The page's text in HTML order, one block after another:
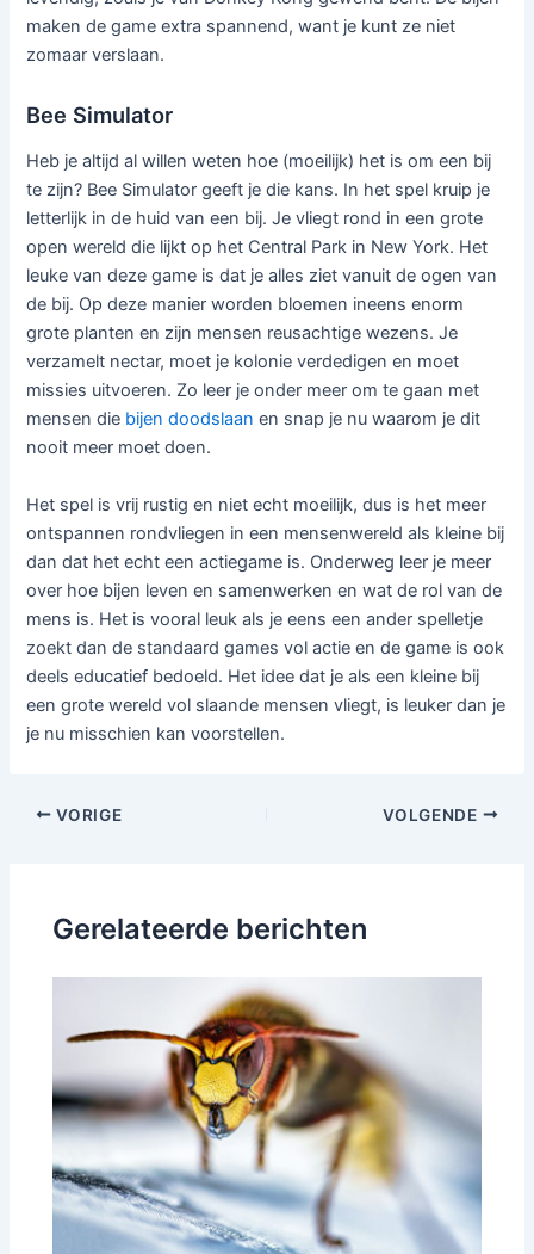
maken de game extra spannend, want je kunt ze niet
zomaar verslaan.
Bee Simulator
Heb je altijd al willen weten hoe (moeilijk) het is om een bij
te zijn? Bee Simulator geeft je die kans. In het spel kruip je
letterlijk in de huid van een bij. Je vliegt rond in een grote
open wereld die lijkt op het Central Park in New York. Het
leuke van deze game is dat je alles ziet vanuit de ogen van
de bij. Op deze manier worden bloemen ineens enorm
grote planten en zijn mensen reusachtige wezens. Je
verzamelt nectar, moet je kolonie verdedigen en moet
missies uitvoeren. Zo leer je onder meer om te gaan met
mensen die bijen doodslaan en snap je nu waarom je dit
nooit meer moet doen.
Het spel is vrij rustig en niet echt moeilijk, dus is het meer
ontspannen rondvliegen in een mensenwereld als kleine bij
dan dat het echt een actiegame is. Onderweg leer je meer
over hoe bijen leven en samenwerken en wat de rol van de
mens is. Het is vooral leuk als je eens een ander spelletje
zoekt dan de standaard games vol actie en de game is ook
deels educatief bedoeld. Het idee dat je als een kleine bij
een grote wereld vol slaande mensen vliegt, is leuker dan je
je nu misschien kan voorstellen.
BerichtVORIGE VOLGENDE
Gerelateerde berichten